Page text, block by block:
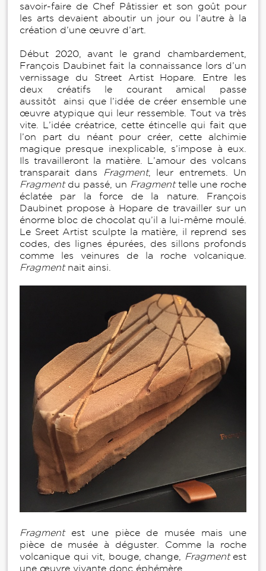
savoir-faire de Chef Pâtissier et son goût pour
les arts devaient aboutir un jour ou l’autre à la
création d’une œuvre d’art.
Début 2020, avant le grand chambardement,
François Daubinet fait la connaissance lors d’un
vernissage du Street Artist Hopare. Entre les
deux créatifs le courant amical passe
aussitôt ainsi que l’idée de créer ensemble une
œuvre atypique qui leur ressemble. Tout va très
vite. L’idée créatrice, cette étincelle qui fait que
l’on part du néant pour créer, cette alchimie
magique presque inexplicable, s’impose à eux.
Ils travailleront la matière. L’amour des volcans
transparait dans
Fragment, leur entremets. Un
Fragmentdu passé, un Fragmenttelle une roche
éclatée par la force de la nature. François
Daubinet propose à Hopare de travailler sur un
énorme bloc de chocolat qu’il a lui-même moulé.
Le Sreet Artist sculpte la matière, il reprend ses
codes, des lignes épurées, des sillons profonds
comme les veinures de la roche volcanique.
Fragmentnait ainsi.
Fragment est une pièce de musée mais une
pièce de musée à déguster. Comme la roche
volcanique qui vit, bouge, change,
Fragmentest
une œuvre vivante donc éphémère.